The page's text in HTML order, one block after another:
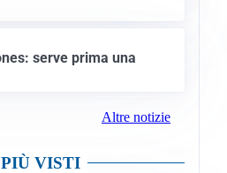
serve prima una
Altre notizie
VISTI